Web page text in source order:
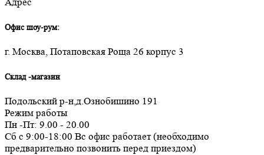
Офис шоу-рум:
г. Москва, Потаповская Роща 26 корпус 3
Склад -магазин
Подольский р-н,д.Ознобишино 191
Режим работы
Пн -Пт: 9.00 - 20.00
Сб с 9:00-18:00 Вс офис работает (необходимо
предварительно позвонить перед приездом)